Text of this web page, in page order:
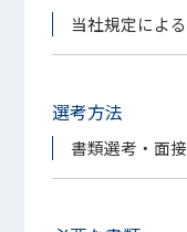
当社規定による
選考方法
書類選考・面接